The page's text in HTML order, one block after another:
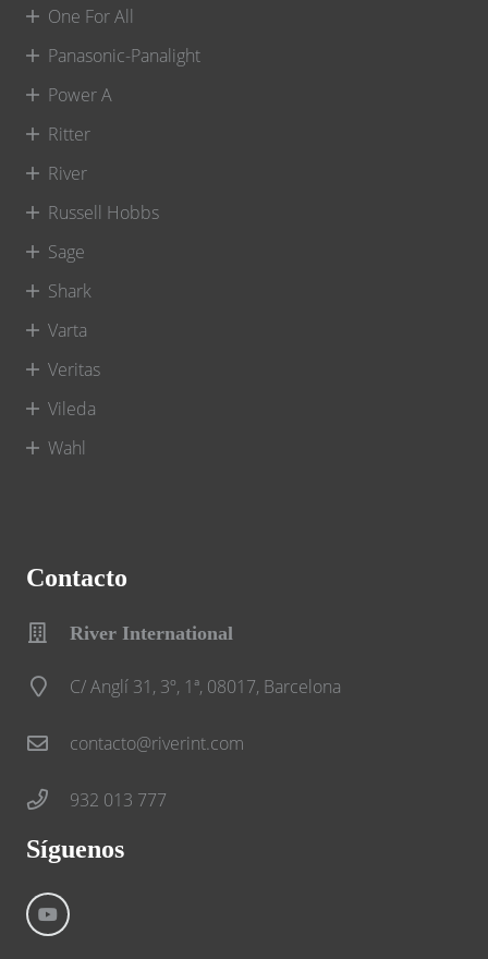
One For All
Panasonic-Panalight
Power A
Ritter
River
Russell Hobbs
Sage
Shark
Varta
Veritas
Vileda
Wahl
Contacto
River International
C/ Anglí 31, 3º, 1ª, 08017, Barcelona
contacto@riverint.com
932 013 777
Síguenos